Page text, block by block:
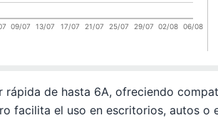
09/07 13/07 17/07 21/07 25/07 29/07 02/08 06/08
de hasta 6A, ofreciendo
facilita el uso en escritorios, autos o